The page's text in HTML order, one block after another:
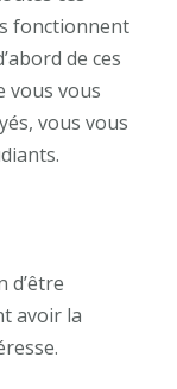
fonctionnent
de ces
vous vous
vous vous
d’être
avoir la